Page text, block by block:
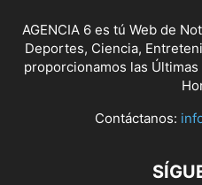
AGENCIA 6 es tú Web de
Deportes, Ciencia,
proporcionamos las
Contáctanos: